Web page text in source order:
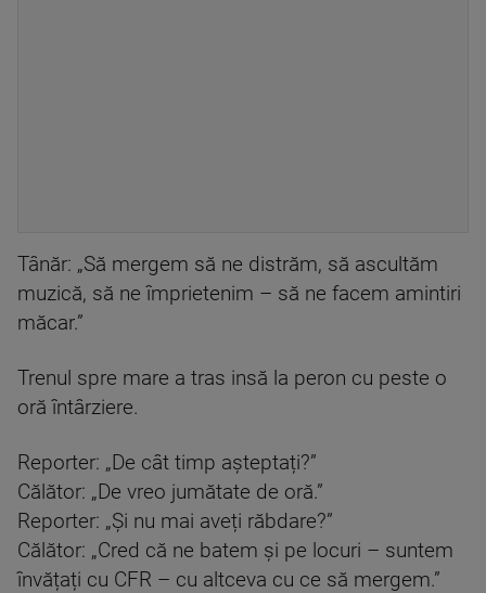
Tânăr: „Să mergem să ne distrăm, să ascultăm
muzică, să ne împrietenim – să ne facem amintiri
măcar.”
Trenul spre mare a tras insă la peron cu peste o
oră întârziere.
Reporter: „De cât timp așteptați?”
Călător: „De vreo jumătate de oră.”
Reporter: „Și nu mai aveți răbdare?”
Călător: „Cred că ne batem și pe locuri – suntem
învățați cu CFR – cu altceva cu ce să mergem.”